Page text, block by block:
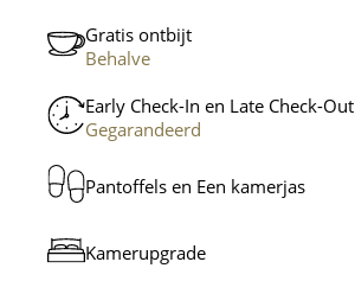
Gratis ontbijt
Behalve
Early Check-In en Late Check-Out
Gegarandeerd
Pantoffels en Een kamerjas
Kamerupgrade